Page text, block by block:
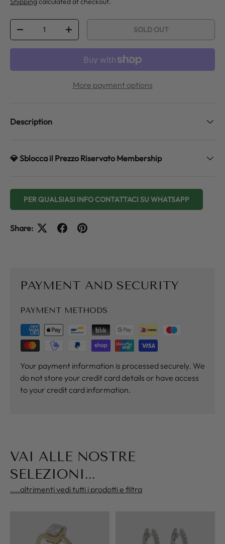
Qty
DECREASE QUANTITYINCREASE QUANTITYSOLD OUT
More payment options
Description
💎 Sblocca il Prezzo Riservato Membership
PER QUALSIASI INFO CONTATTACI SU WHATSAPP
Share:
PAYMENT AND SECURITY
PAYMENT METHODS
Your payment information is processed securely. We
do not store your credit card details or have access
to your credit card information.
VAI ALLE NOSTRE
SELEZIONI...
....altrimenti vedi tutti i prodotti e filtra